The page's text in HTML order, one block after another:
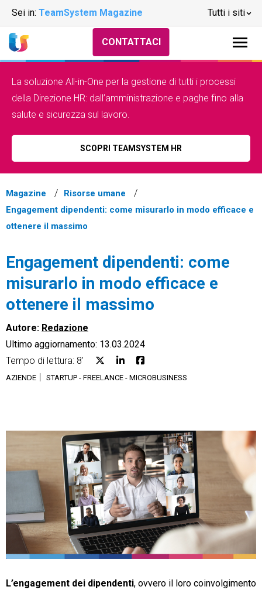
Sei in: TeamSystem Magazine Tutti i siti
Ecommerce
Email Marketing
Financial Solutions
Trust Services
TeamSystem Corporate
TeamSystem Store
CONTATTACI
La soluzione All-in-One per la gestione di tutti i processi
della Direzione HR: dall’amministrazione e paghe fino alla
salute e sicurezza sul lavoro.
SCOPRI TEAMSYSTEM HR
Magazine
Risorse umane
Engagement dipendenti: come misurarlo in modo efficace e
ottenere il massimo
Engagement dipendenti: come
misurarlo in modo efficace e
ottenere il massimo
Autore: Redazione
Ultimo aggiornamento: 13.03.2024
Tempo di lettura: 8'
AZIENDE STARTUP - FREELANCE - MICROBUSINESS
L’engagement dei dipendenti, ovvero il loro coinvolgimento